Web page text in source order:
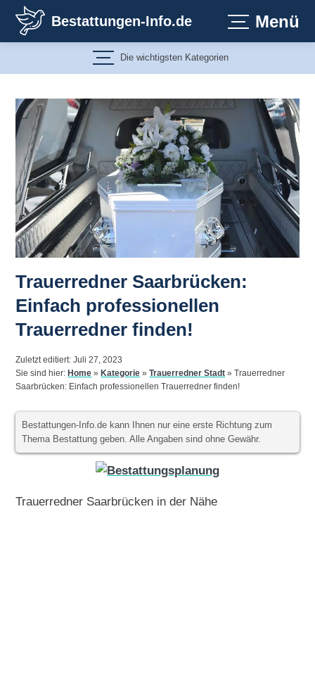
Inhalt
springen
Bestattungen-Info.de Menü
Die wichtigsten Kategorien
Trauerredner Saarbrücken:
Einfach professionellen
Trauerredner finden!
Zuletzt editiert: Juli 27, 2023
Sie sind hier: Home » Kategorie »Trauerredner Stadt »Trauerredner
Saarbrücken: Einfach professionellen Trauerredner finden!
Bestattungen-Info.de kann Ihnen nur eine erste Richtung zum
Thema Bestattung geben. Alle Angaben sind ohne Gewähr.
Trauerredner Saarbrücken in der Nähe